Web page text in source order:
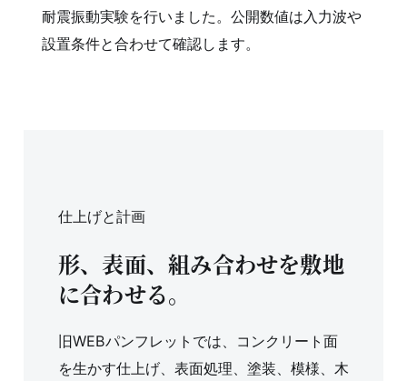
耐震振動実験を行いました。公開数値は入力波や
設置条件と合わせて確認します。
仕上げと計画
形、表面、組み合わせを敷地
に合わせる。
旧WEBパンフレットでは、コンクリート面
を生かす仕上げ、表面処理、塗装、模様、木